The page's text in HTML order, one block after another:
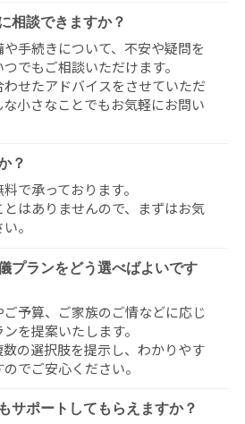
相談できますか？
⼿続きについて、不安や疑問を
でもご相談いただけます。
せたアドバイスをさせていただ
⼩さなことでもお気軽にお問い
？
で承っております。
はありませんので、まずはお気
。
プランをどう選べばよいです
予算、ご家族のご情などに応じ
を提案いたします。
の選択肢を提⽰し、わかりやす
でご安⼼ください。
サポートしてもらえますか？